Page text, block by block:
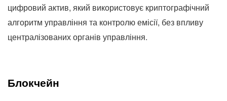
цифровий актив, який використовує криптографічний
алгоритм управління та контролю емісії, без впливу
централізованих органів управління.
Блокчейн